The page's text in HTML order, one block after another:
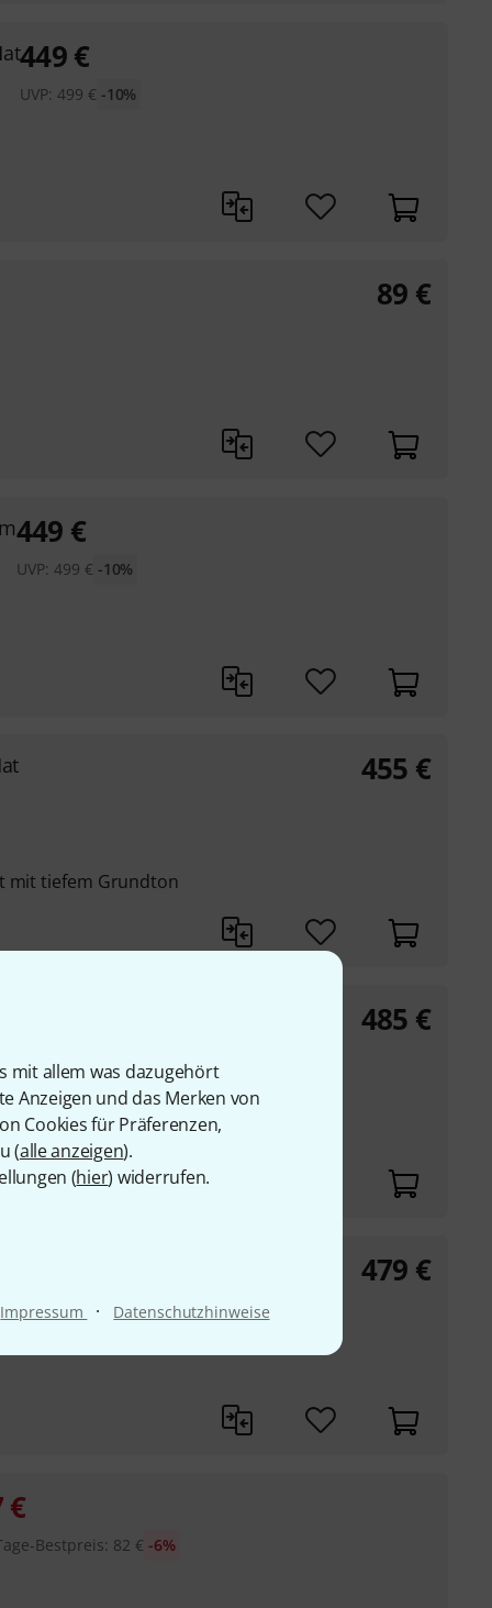
mit allem was dazugehört
Anzeigen und das Merken von
Cookies für Präferenzen,
(alle anzeigen).
(hier) widerrufen.
Impressum · Datenschutzhinweise
449 €
UVP:499 € -10%
89 €
449 €
UVP:499 € -10%
mit tiefem Grundton
455 €
sehr sensibler
485 €
479 €
€
Bestpreis: 82 € -6%